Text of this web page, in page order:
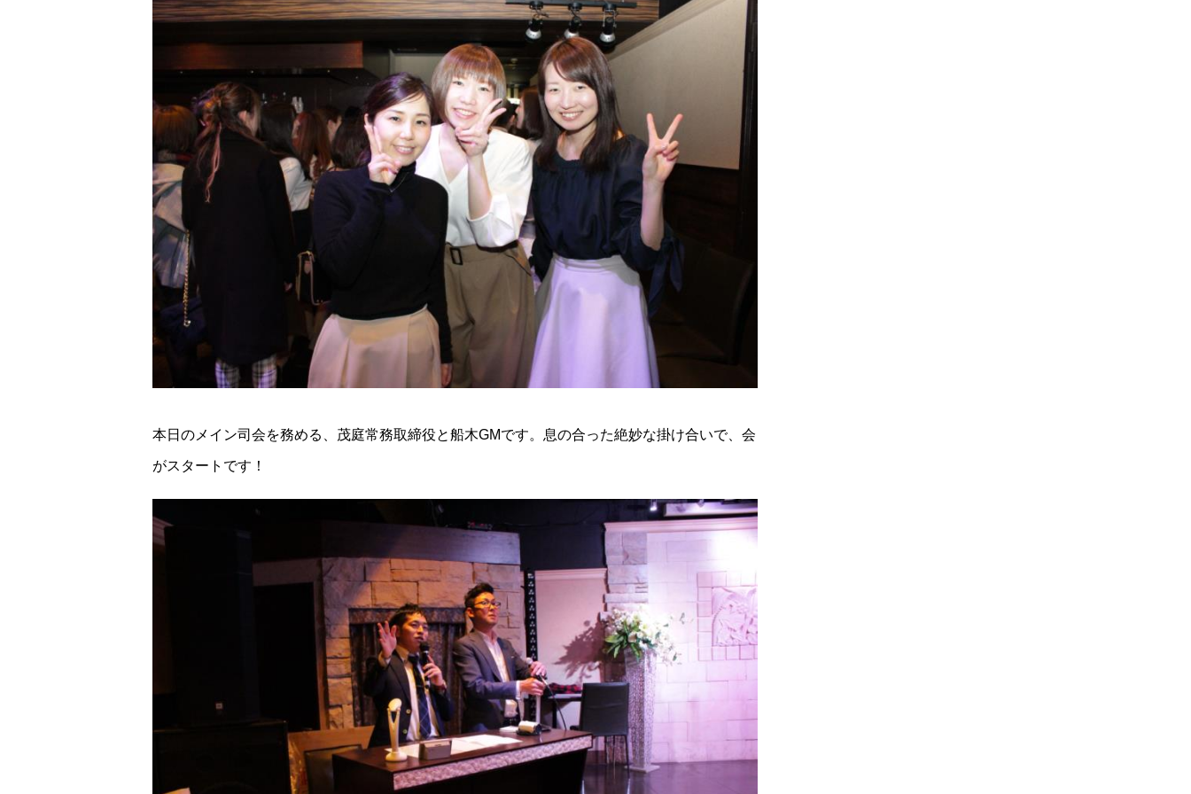
本日のメイン司会を務める、茂庭常務取締役と船木GMです。息の合った絶妙な掛け合いで、会
がスタートです！